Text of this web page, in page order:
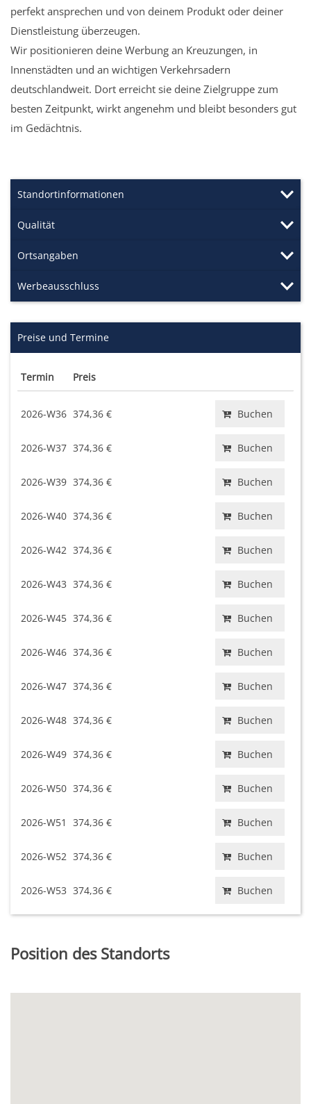
perfekt ansprechen und von deinem Produkt oder deiner
Dienstleistung überzeugen.
Wir positionieren deine Werbung an Kreuzungen, in
Innenstädten und an wichtigen Verkehrsadern
deutschlandweit. Dort erreicht sie deine Zielgruppe zum
besten Zeitpunkt, wirkt angenehm und bleibt besonders gut
im Gedächtnis.
Standortinformationen
Qualität
Ortsangaben
Werbeausschluss
Preise und Termine
Termin Preis
2026-W36 374,36 € Buchen
2026-W37 374,36 € Buchen
2026-W39 374,36 € Buchen
2026-W40 374,36 € Buchen
2026-W42 374,36 € Buchen
2026-W43 374,36 € Buchen
2026-W45 374,36 € Buchen
2026-W46 374,36 € Buchen
2026-W47 374,36 € Buchen
2026-W48 374,36 € Buchen
2026-W49 374,36 € Buchen
2026-W50 374,36 € Buchen
2026-W51 374,36 € Buchen
2026-W52 374,36 € Buchen
2026-W53 374,36 € Buchen
Position des Standorts